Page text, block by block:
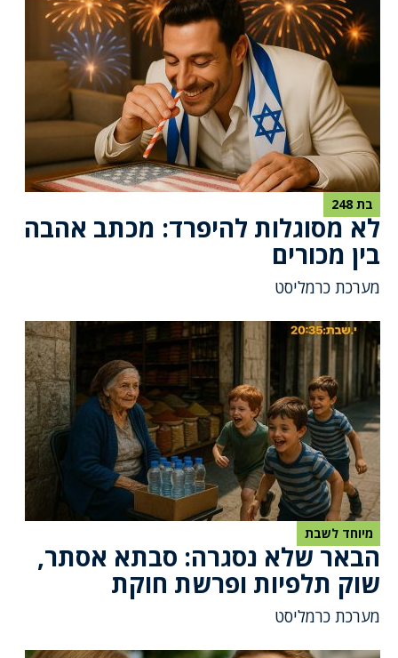
בת 248
לא מסוגלות להיפרד: מכתב אהבה
בין מכורים
מערכת כרמליסט
מיוחד לשבת
הבאר שלא נסגרה: סבתא אסתר,
שוק תלפיות ופרשת חוקת
מערכת כרמליסט